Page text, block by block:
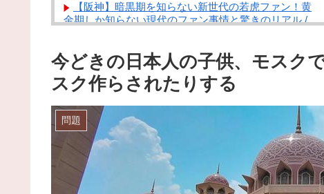
【阪神】暗黒期を知らない新世代の若虎ファン！黄
金期しか知らない現代のファン事情と驚きのリアル /
首位キープ １２年ぶりの初回７得点でリードを守り
切る ガルシアが２戦連発 大竹は６月以来の４勝目 /
2chまとめアンテナ！ NEW! (8/6 20:11)
めアンテナ！ NEW!
【警告】医師『”これ”飲んでる人、肝臓がフォアグラ
化します･････。』⇒！ / NEWまとめサイトアンテ
ナ！ NEW!
映画好きの雑談 / NEWまとめサイトアンテナ！
NEW!
今どきの日本人の子供、モスク
スク作らされたりする
問題